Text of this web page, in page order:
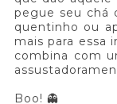
pegue seu chá
quentinho ou
mais para essa
combina com
Boo! 👻